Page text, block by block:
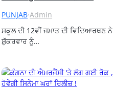
PUNJAB·Admin
ਸਕੂਲ ਦੀ 12ਵੀਂ ਜਮਾਤ ਦੀ ਵਿਦਿਆਰਥਣ ਨੇ
ਸ਼ੁੱਕਰਵਾਰ ਨੂੰ…